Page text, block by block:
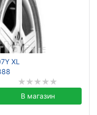
XL
В магазин